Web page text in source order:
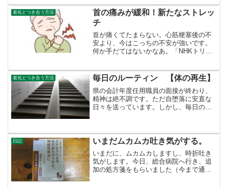
い。今までと違うのは、朝５時頃から
（確認していない、４時かも...
老化とつき合う方法
首の痛みが緩和！新たなストレッ
チ
首が痛くてたまらない。心筋梗塞後の不
安より、今はこっちの不安が強いです。
何か手だてはないかなあ。「NHKトリセ
の痛みは改善しませんでした。（当然な
がら首のストレッチはい...
老化とつき合う方法 毎日のルーティン 【体の再生】
県の会計年度任用職員の面接が終わり、
精神は絶不調です。ただ自堕落に安直な
日々を送っています。しかし、毎日のル
集をしていました。頭蓋...
日記 いまだムカムカ吐き気がする。
いまだに、ムカムカしますし、時折吐き
気がします。今日、総合病院へ行き、追
加の処方箋をもらいました（今まで通り